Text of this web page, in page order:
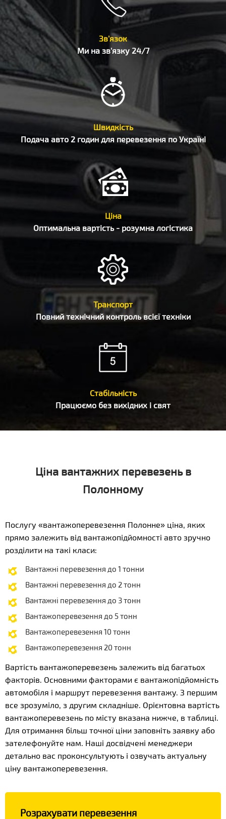
Зв'язок
Ми на зв'язку 24/7
Швидкість
Подача авто 2 годин для перевезення по Україні
Ціна
Оптимальна вартість - розумна логістика
Транспорт
Повний технічний контроль всієї техніки
Стабільність
Працюємо без вихідних і свят
Ціна вантажних перевезень в
Полонному
Послугу «вантажоперевезення Полонне» ціна, яких
прямо залежить від вантажопідйомності авто зручно
розділити на такі класи:
Вантажні перевезення до 1 тонни
Вантажні перевезення до 2 тонн
Вантажні перевезення до 3 тонн
Вантажоперевезення до 5 тонн
Вантажоперевезення 10 тонн
Вантажоперевезення 20 тонн
Вартість вантажоперевезень залежить від багатьох
факторів. Основними факторами є вантажопідйомність
автомобіля і маршрут перевезення вантажу. З першим
все зрозуміло, з другим складніше. Орієнтовна вартість
вантажоперевезень по місту вказана нижче, в таблиці.
Для отримання більш точної ціни заповніть заявку або
зателефонуйте нам. Наші досвідчені менеджери
детально вас проконсультують і озвучать актуальну
ціну вантажоперевезення.
Розрахувати перевезення